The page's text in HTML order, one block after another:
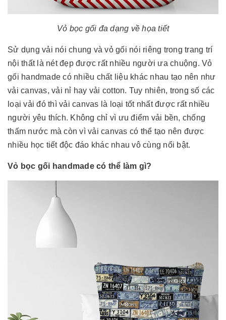
Vỏ bọc gối đa dạng về họa tiết
Sử dụng vải nói chung và vỏ gối nói riêng trong trang trí
nội thất là nét đẹp được rất nhiều người ưa chuộng. Vỏ
gối handmade có nhiều chất liệu khác nhau tạo nên như
vải canvas, vải nỉ hay vải cotton. Tuy nhiên, trong số các
loại vải đó thì vải canvas là loại tốt nhất được rất nhiều
người yêu thích. Không chỉ vì ưu điểm vải bền, chống
thấm nước mà còn vì vải canvas có thể tạo nên được
nhiều học tiết độc đáo khác nhau vô cùng nổi bật.
Vỏ bọc gối handmade có thể làm gì?